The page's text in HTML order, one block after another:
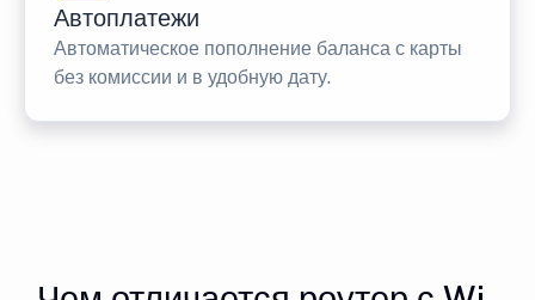
Автоплатежи
Автоматическое пополнение баланса с карты
без комиссии и в удобную дату.